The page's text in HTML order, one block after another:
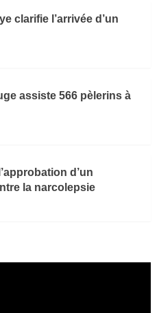
clarifie l’arrivée d’un
assiste 566 pèlerins à
d’un
la narcolepsie